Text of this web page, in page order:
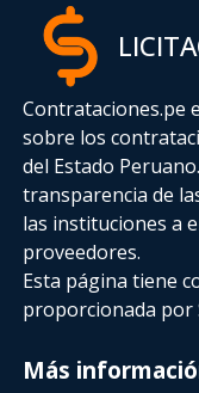
Contrataciones.pe
sobre los
del Estado
transparencia de
las instituciones a
proveedores.
Esta página tiene
proporcionada por
Más